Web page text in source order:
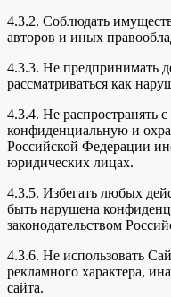
4.3.2. Соблюдать
авторов и иных
4.3.3. Не предпринимать
рассматриваться как
4.3.4. Не распространять
конфиденциальную и
Российской Федерации
юридических лицах.
4.3.5. Избегать любых
быть нарушена
законодательством
4.3.6. Не использовать
рекламного характера,
сайта.